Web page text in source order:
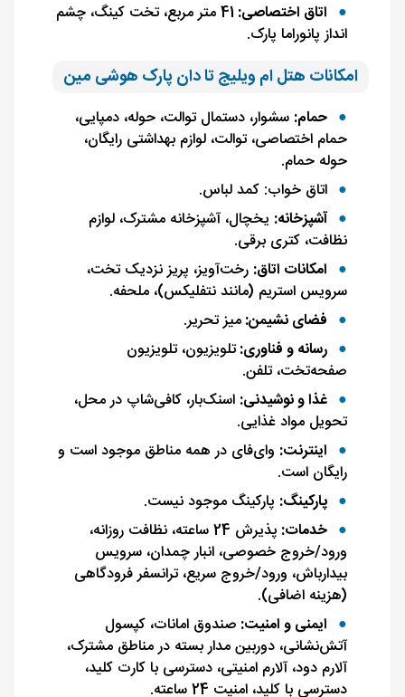
اتاق اختصاصی:
41 متر مربع، تخت کینگ، چشم
انداز پانوراما پارک.
امکانات هتل ام ویلیج تا دان پارک هوشی مین
حمام: سشوار، دستمال توالت، حوله، دمپایی،
حمام اختصاصی، توالت، لوازم بهداشتی رایگان،
حوله حمام.
اتاق خواب: کمد لباس.
آشپزخانه: یخچال، آشپزخانه مشترک، لوازم
نظافت، کتری برقی.
امکانات اتاق: رخت‌آویز، پریز نزدیک تخت،
سرویس استریم (مانند نتفلیکس)، ملحفه.
فضای نشیمن:میز تحریر.
رسانه و فناوری:تلویزیون، تلویزیون
صفحه‌تخت، تلفن.
غذا و نوشیدنی: اسنک‌بار، کافی‌شاپ در محل،
تحویل مواد غذایی.
اینترنت: وای‌فای در همه مناطق موجود است و
رایگان است.
پارکینگ: پارکینگ موجود نیست.
خدمات:
پذیرش 24 ساعته، نظافت روزانه،
ورود/خروج خصوصی، انبار چمدان، سرویس
بیدارباش، ورود/خروج سریع، ترانسفر فرودگاهی
(هزینه اضافی).
ایمنی و امنیت: صندوق امانات، کپسول
آتش‌نشانی، دوربین مدار بسته در مناطق مشترک،
آلارم دود، آلارم امنیتی، دسترسی با کارت کلید،
دسترسی با کلید، امنیت 24 ساعته.